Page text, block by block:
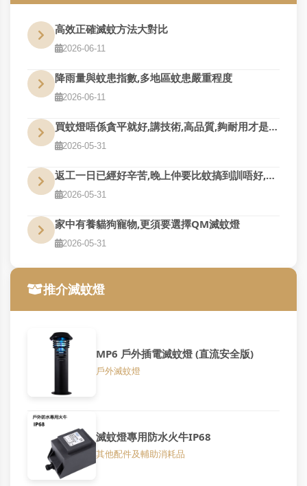
高效正確滅蚊方法大對比
2026-06-11
降雨量與蚊患指數,多地區蚊患嚴重程度
2026-06-11
買蚊燈唔係貪平就好,講技術,高品質,夠耐用才是真的好用
2026-05-31
返工一日已經好辛苦,晚上仲要比蚊搞到訓唔好,QM幫到您
2026-05-31
家中有養貓狗寵物,更須要選擇QM滅蚊燈
2026-05-31
推介滅蚊燈
MP6 戶外插電滅蚊燈 (直流安全版)
戶外滅蚊燈
滅蚊燈專用防水火牛IP68
其他配件及輔助消耗品